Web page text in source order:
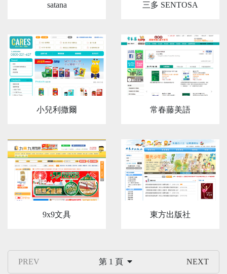
satana 三多 SENTOSA
小兒利撒爾 常春藤美語
9x9文具 東方出版社
PREV 第 1 頁 NEXT